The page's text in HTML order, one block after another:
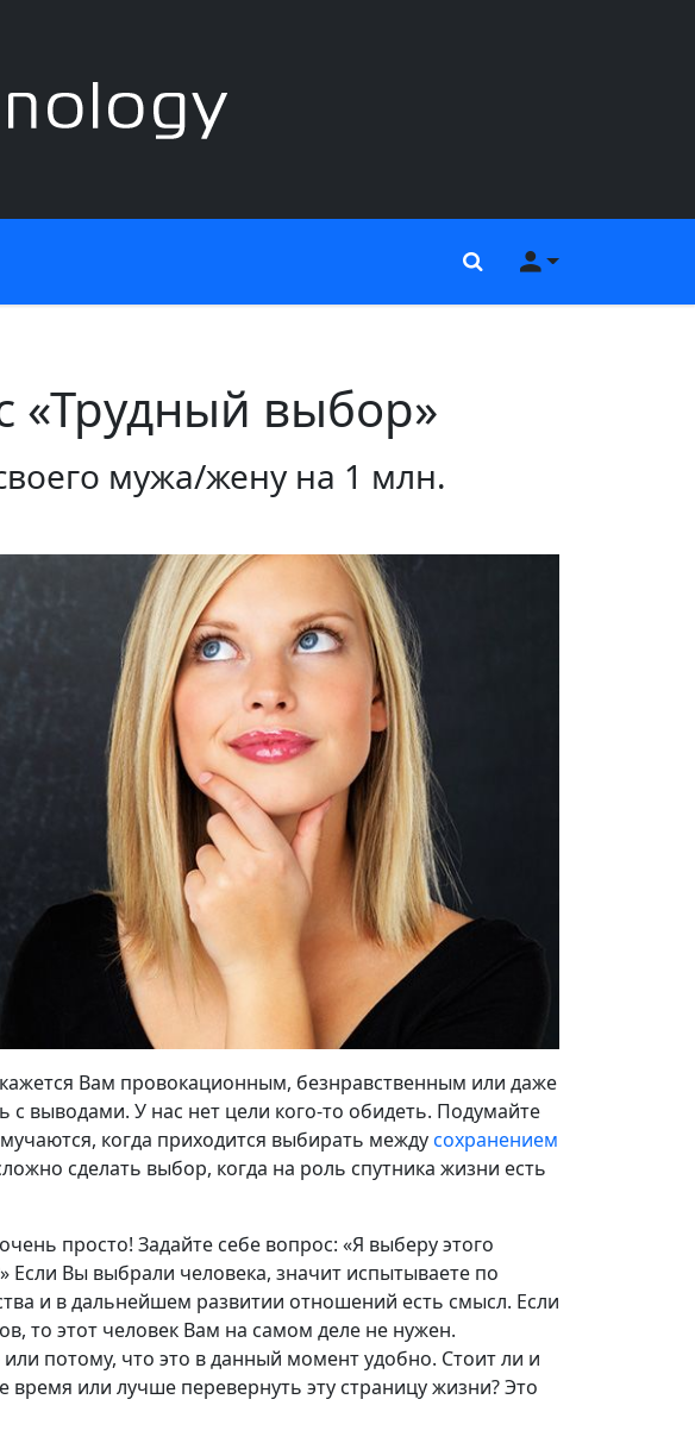
ПоискМеню
«Трудный выбор»
мужа/жену на 1 млн.
Вам провокационным, безнравственным или даже
выводами. У нас нет цели кого-то обидеть. Подумайте
когда приходится выбирать междусохранением
сделать выбор, когда на роль спутника жизни есть
просто! Задайте себе вопрос: «Я выберу этого
Если Вы выбрали человека, значит испытываете по
и в дальнейшем развитии отношений есть смысл. Если
то этот человек Вам на самом деле не нужен.
потому, что это в данный момент удобно. Стоит ли и
время или лучше перевернуть эту страницу жизни? Это